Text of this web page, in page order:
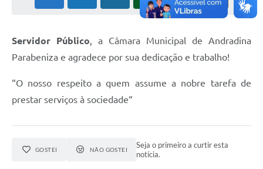
Legislaturas
Proposições
Sessão Plenária
Contratos
Comissões
Servidor Público, a Câmara Municipal de Andradina
Parabeniza e agradece por sua dedicação e trabalho!
“O nosso respeito a quem assume a nobre tarefa de
prestar serviços à sociedade“
GOSTEI NÃO GOSTEI
Seja o primeiro a curtir esta
notícia.